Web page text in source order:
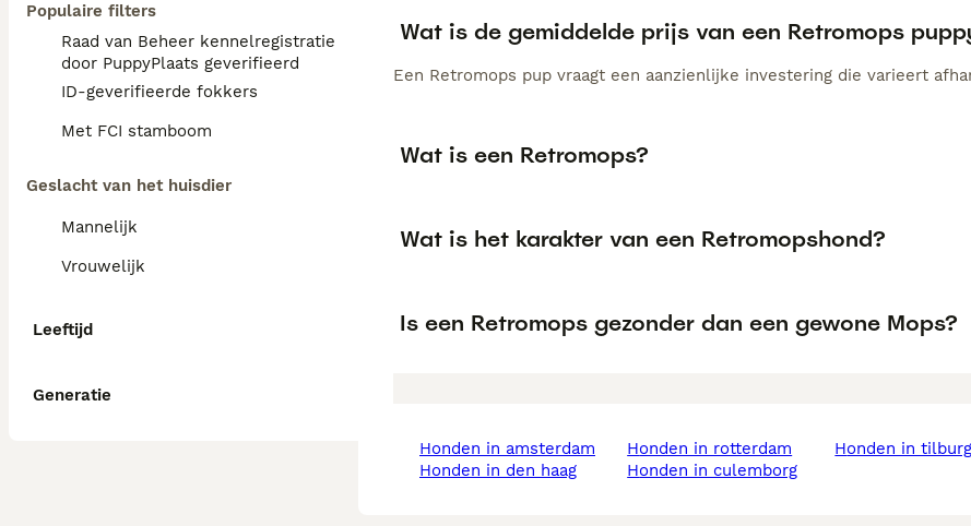
Populaire filters
Raad van Beheer kennelregistratie
door PuppyPlaats geverifieerd
ID-geverifieerde fokkers
Met FCI stamboom
Geslacht van het huisdier
Mannelijk
Vrouwelijk
Leeftijd
Generatie
Wat is de gemiddelde prijs van een Retromops
Een Retromops pup vraagt een aanzienlijke investering die varieert
Wat is een Retromops?
Wat is het karakter van een Retromopshond?
Is een Retromops gezonder dan een gewone Mops?
honden in amsterdam
honden in den haag
honden in rotterdam
honden in culemborg
honden in tilburg